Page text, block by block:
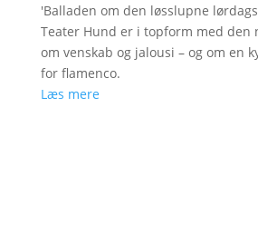
'Balladen om den løsslupne
Teater Hund er i topform med den
om venskab og jalousi – og om en
for flamenco.
Læs mere